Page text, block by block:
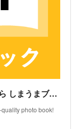
フォトブック・フォトアルバム なら しまうまブック - Apps on Google Play
photo book!